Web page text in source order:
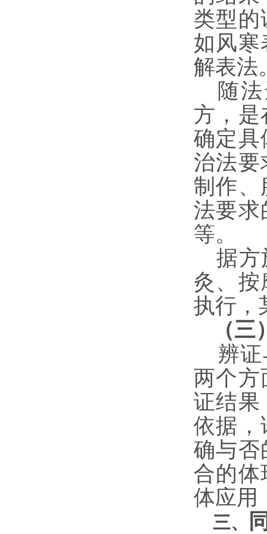
类型的
如风寒
解表法
随
方，是
确定具
治法要
制作、
法要求
等。
据方
灸、按
执行，
（
辨证
两个方
证结果
依据，
确与否
合的体
体应用
三、